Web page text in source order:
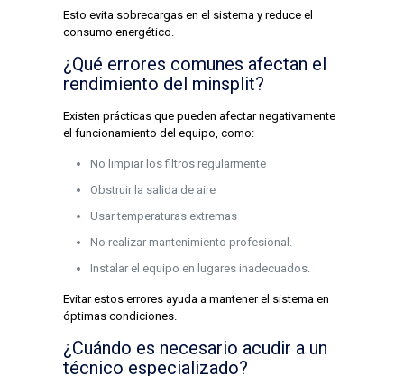
Esto evita sobrecargas en el sistema y reduce el
consumo energético.
¿Qué errores comunes afectan el
rendimiento del minsplit?
Existen prácticas que pueden afectar negativamente
el funcionamiento del equipo, como:
No limpiar los filtros regularmente
Obstruir la salida de aire
Usar temperaturas extremas
No realizar mantenimiento profesional.
Instalar el equipo en lugares inadecuados.
Evitar estos errores ayuda a mantener el sistema en
óptimas condiciones.
¿Cuándo es necesario acudir a un
técnico especializado?